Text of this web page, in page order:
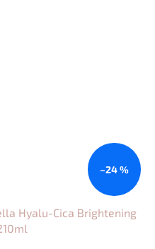
–24 %
Hyalu-Cica Brightening